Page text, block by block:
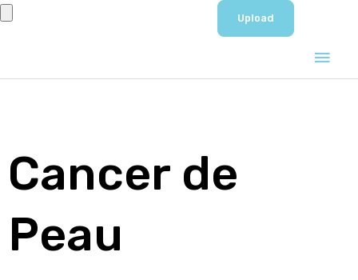
Aller
Cancer de
Peau